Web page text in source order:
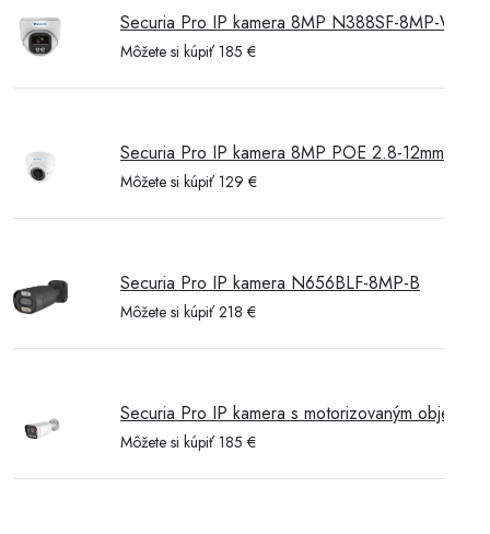
Securia Pro IP kamera 8MP N388SF-8MP-W
Môžete si kúpiť 185 €
Securia Pro IP kamera 8MP POE 2.8-12mm
Môžete si kúpiť 129 €
Securia Pro IP kamera N656BLF-8MP-B
Môžete si kúpiť 218 €
Securia Pro IP kamera s motorizovaným
Môžete si kúpiť 185 €